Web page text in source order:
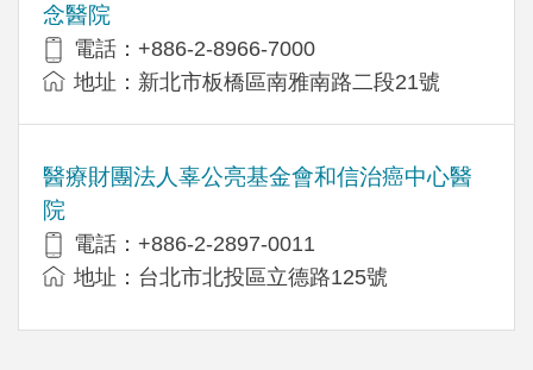
念醫院
電話：+886-2-8966-7000
地址：新北市板橋區南雅南路二段21號
醫療財團法人辜公亮基金會和信治癌中心醫
院
電話：+886-2-2897-0011
地址：台北市北投區立德路125號